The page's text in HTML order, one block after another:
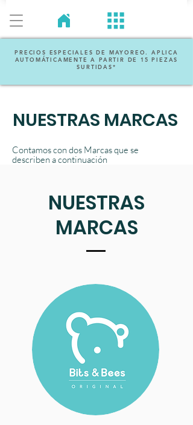
PRECIOS ESPECIALES DE MAYOREO. APLICA
AUTOMÁTICAMENTE A PARTIR DE 15 PIEZAS
SURTIDAS*
NUESTRAS MARCAS
Contamos con dos Marcas que se
describen a continuación
NUESTRAS
MARCAS